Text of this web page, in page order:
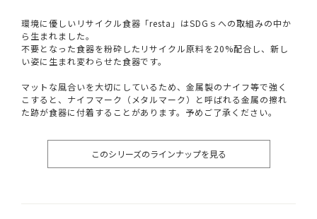
環境に優しいリサイクル食器「resta」はSDGｓへの取組みの中か
ら生まれました。
不要となった食器を粉砕したリサイクル原料を20%配合し、新し
い姿に生まれ変わらせた食器です。
マットな風合いを大切にしているため、金属製のナイフ等で強く
こすると、ナイフマーク（メタルマーク）と呼ばれる金属の擦れ
た跡が食器に付着することがあります。予めご了承ください。
このシリーズのラインナップを見る